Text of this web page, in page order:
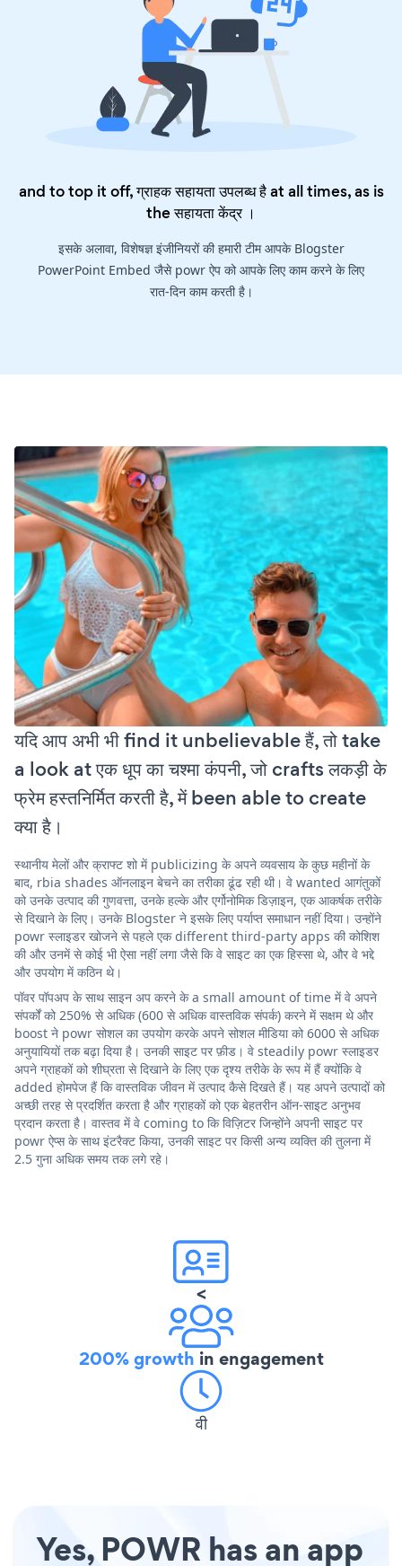
and to top it off, ग्राहक सहायता उपलब्ध है at all times, as is
theसहायता केंद्र।
इसके अलावा, विशेषज्ञ इंजीनियरों की हमारी टीम आपके Blogster
PowerPoint Embed जैसे powr ऐप को आपके लिए काम करने के लिए
रात-दिन काम करती है।
यदि आप अभी भी find it unbelievable हैं, तो take
a look at एक धूप का चश्मा कंपनी, जो crafts लकड़ी के
फ्रेम हस्तनिर्मित करती है, में been able to create
क्या है।
स्थानीय मेलों और क्राफ्ट शो में publicizing के अपने व्यवसाय के कुछ महीनों के
बाद, rbia shades ऑनलाइन बेचने का तरीका ढूंढ रही थी। वे wanted आगंतुकों
को उनके उत्पाद की गुणवत्ता, उनके हल्के और एर्गोनोमिक डिज़ाइन, एक आकर्षक तरीके
से दिखाने के लिए। उनके Blogster ने इसके लिए पर्याप्त समाधान नहीं दिया। उन्होंने
powr स्लाइडर खोजने से पहले एक different third-party apps की कोशिश
की और उनमें से कोई भी ऐसा नहीं लगा जैसे कि वे साइट का एक हिस्सा थे, और वे भद्दे
और उपयोग में कठिन थे।
पॉवर पॉपअप के साथ साइन अप करने के a small amount of time में वे अपने
संपर्कों को 250% से अधिक (600 से अधिक वास्तविक संपर्क) करने में सक्षम थे और
boost ने powr सोशल का उपयोग करके अपने सोशल मीडिया को 6000 से अधिक
अनुयायियों तक बढ़ा दिया है। उनकी साइट पर फ़ीड। वे steadily powr स्लाइडर
अपने ग्राहकों को शीघ्रता से दिखाने के लिए एक दृश्य तरीके के रूप में हैं क्योंकि वे
added होमपेज हैं कि वास्तविक जीवन में उत्पाद कैसे दिखते हैं। यह अपने उत्पादों को
अच्छी तरह से प्रदर्शित करता है और ग्राहकों को एक बेहतरीन ऑन-साइट अनुभव
प्रदान करता है। वास्तव में वे coming to कि विज़िटर जिन्होंने अपनी साइट पर
powr ऐप्स के साथ इंटरैक्ट किया, उनकी साइट पर किसी अन्य व्यक्ति की तुलना में
2.5 गुना अधिक समय तक लगे रहे।
<
200% growth in engagement
वी
Yes, POWR has an app